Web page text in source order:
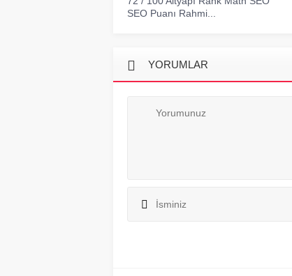
SEO Puanı Rahmi...
YORUMLAR